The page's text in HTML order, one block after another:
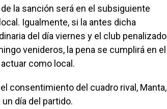
la sanción será en el subsiguiente
Igualmente, si la antes dicha
del día viernes y el club penalizado
venideros, la pena se cumplirá en el
como local.
consentimiento del cuadro rival, Manta,
día del partido.